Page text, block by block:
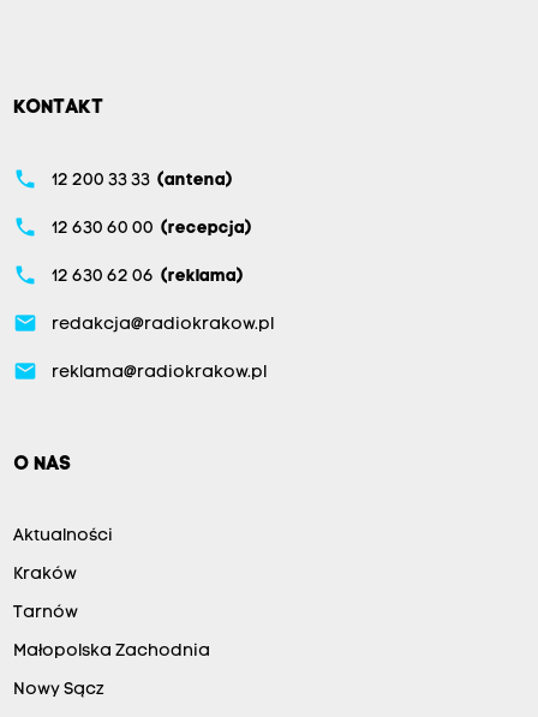
KONTAKT
phone 12 200 33 33 (antena)
phone 12 630 60 00 (recepcja)
phone 12 630 62 06 (reklama)
email redakcja@radiokrakow.pl
email reklama@radiokrakow.pl
O NAS
Aktualności
Kraków
Tarnów
Małopolska Zachodnia
Nowy Sącz